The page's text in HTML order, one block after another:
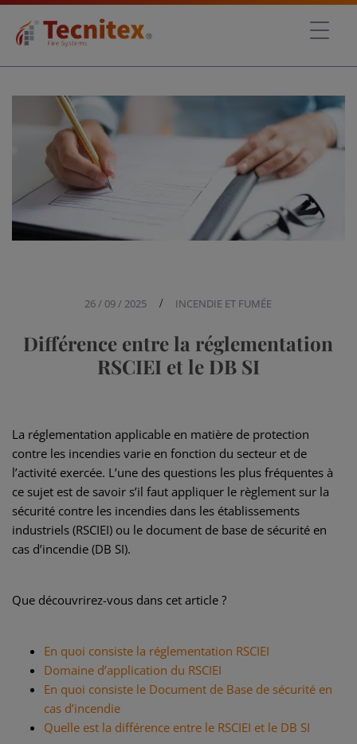
26 / 09 / 2025 / INCENDIE ET FUMÉE
Différence entre la réglementation
RSCIEI et le DB SI
La réglementation applicable en matière de protection
contre les incendies varie en fonction du secteur et de
l’activité exercée. L’une des questions les plus fréquentes à
ce sujet est de savoir s’il faut appliquer le règlement sur la
sécurité contre les incendies dans les établissements
industriels (RSCIEI) ou le document de base de sécurité en
cas d’incendie (DB SI).
Que découvrirez-vous dans cet article ?
En quoi consiste la réglementation RSCIEI
Domaine d’application du RSCIEI
En quoi consiste le Document de Base de sécurité en
cas d’incendie
Quelle est la différence entre le RSCIEI et le DB SI